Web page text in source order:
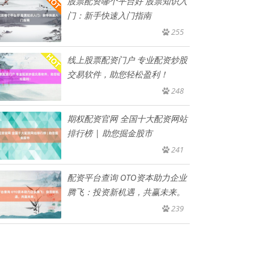
门：新手快速入门指南
255
线上股票配资门户 专业配资炒股
交易软件，助您轻松盈利！
248
期权配资官网 全国十大配资网站
排行榜 | 助您掘金股市
241
配资平台查询 OTO资本助力企业
腾飞：投资新机遇，共赢未来。
239